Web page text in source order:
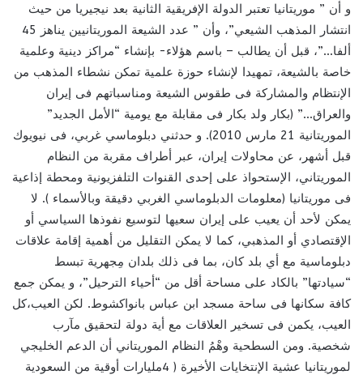
و أن ” موريتانيا تعتبر الدولة الإفريقية الثانية بعد نيجيريا من حيث
انتشار المذهب الشيعي”، وأن ” عدد الشيعة الموريتانيين يناهز 45
ألفا…”، قبل أن يطالب – باسم هؤلاء- بإنشاء “مراكز دينية وعلمية
خاصة بالشيعة، تمهيدا لإنشاء حوزة علمية تمكن نشطاء المذهب من
الإنتظام والمشاركة فى طقوس الشيعة ومناسباتهم فى إيران
والعراق…” (بكار ولد بكار فى مقابلة مع يومية “الأمل الجديد”
الموريتانية 21 مارس 2010). و حدثني دبلوماسي غربي، فى نيويوك
قبل أشهر، عن محاولات إيران، عبر أطراف مقربة من النظام
الموريتاني، الإستحواذ على إحدى القنوات التلفزيونية ومحطة إذاعية
فى موريتانيا (معلومات الدبلوماسي الغربي دقيقة وبالأسماء ). لا
يمكن لأحد أن يعيب على إيران سعيها لتوسيع نفوذها السياسي أو
الإقتصادي أو المذهبي، كما لا يمكن التقليل من أهمية إقامة علاقات
دبلوماسية مع أي بلد كان، بما فى ذلك بلدان مِجهرية تبسط
“سيادتها” بالكاد على مساحة أقل من “أحياء الترحيل”، و يمكن جمع
كافة سكانها فى ساحة مسجد ابن عباس بانواكشوط. لكن العيب،كل
العيب، يكمن فى تسخير العلاقات مع أية دولة لتحقيق مآرب
شخصية. ومن السطحية وهْمُ النظام الموريتاني أن الدعم الخليجي
لموريتانيا عشية الإنتخايات الأخيرة ( 4مليارات أوقية من السعودية